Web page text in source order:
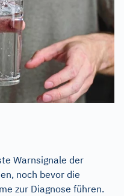
Warnsignale der
noch bevor die
zur Diagnose führen.